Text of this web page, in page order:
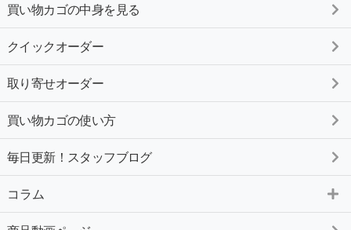
買い物カゴの中身を見る
クイックオーダー
取り寄せオーダー
買い物カゴの使い方
毎日更新！スタッフブログ
コラム